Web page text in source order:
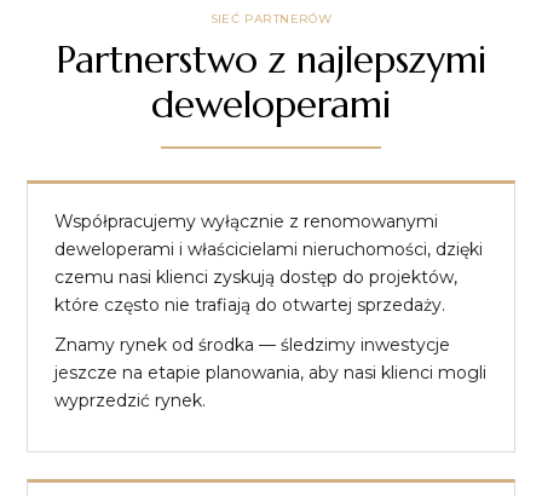
SIEĆ PARTNERÓW
Partnerstwo z najlepszymi
deweloperami
Współpracujemy wyłącznie z renomowanymi
deweloperami i właścicielami nieruchomości, dzięki
czemu nasi klienci zyskują dostęp do projektów,
które często nie trafiają do otwartej sprzedaży.
Znamy rynek od środka — śledzimy inwestycje
jeszcze na etapie planowania, aby nasi klienci mogli
wyprzedzić rynek.